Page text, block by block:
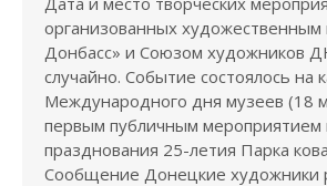
организованных
Донбасс» и Союзом художников
случайно. Событие состоялось на
Международного дня музеев (18
первым публичным мероприятием
празднования 25-летия Парка
Сообщение Донецкие художники